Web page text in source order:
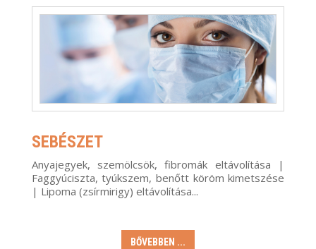
SEBÉSZET
Anyajegyek, szemölcsök, fibromák eltávolítása |
Faggyúciszta, tyúkszem, benőtt köröm kimetszése
| Lipoma (zsírmirigy) eltávolítása...
BŐVEBBEN ...